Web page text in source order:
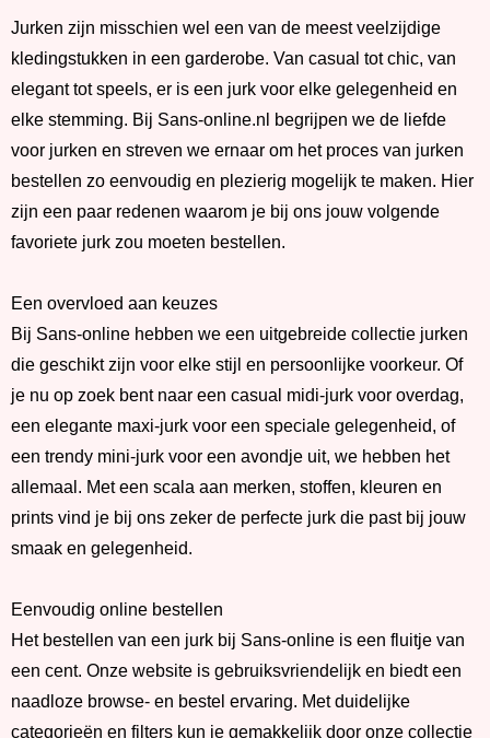
Jurken zijn misschien wel een van de meest veelzijdige
kledingstukken in een garderobe. Van casual tot chic, van
elegant tot speels, er is een jurk voor elke gelegenheid en
elke stemming. Bij Sans-online.nl begrijpen we de liefde
voor jurken en streven we ernaar om het proces van jurken
bestellen zo eenvoudig en plezierig mogelijk te maken. Hier
zijn een paar redenen waarom je bij ons jouw volgende
favoriete jurk zou moeten bestellen.
Een overvloed aan keuzes
Bij Sans-online hebben we een uitgebreide collectie jurken
die geschikt zijn voor elke stijl en persoonlijke voorkeur. Of
je nu op zoek bent naar een casual midi-jurk voor overdag,
een elegante maxi-jurk voor een speciale gelegenheid, of
een trendy mini-jurk voor een avondje uit, we hebben het
allemaal. Met een scala aan merken, stoffen, kleuren en
prints vind je bij ons zeker de perfecte jurk die past bij jouw
smaak en gelegenheid.
Eenvoudig online bestellen
Het bestellen van een jurk bij Sans-online is een fluitje van
een cent. Onze website is gebruiksvriendelijk en biedt een
naadloze browse- en bestel ervaring. Met duidelijke
categorieën en filters kun je gemakkelijk door onze collectie